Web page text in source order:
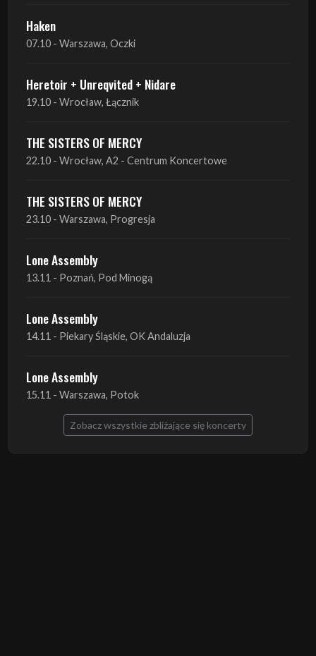
Haken
07.10 - Warszawa, Oczki
Heretoir + Unreqvited + Nidare
19.10 - Wrocław, Łącznik
THE SISTERS OF MERCY
22.10 - Wrocław, A2 - Centrum Koncertowe
THE SISTERS OF MERCY
23.10 - Warszawa, Progresja
Lone Assembly
13.11 - Poznań, Pod Minogą
Lone Assembly
14.11 - Piekary Śląskie, OK Andaluzja
Lone Assembly
15.11 - Warszawa, Potok
Zobacz wszystkie zbliżające się koncerty